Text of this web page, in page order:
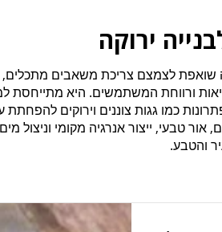
ירוקה
שואפת לצמצם צריכת משאבים מתכלים,
ורווחת המשתמשים. היא מתייחסת
כמו גגות צוננים וירוקים
אור טבעי, ייצור אנרגיה מקומי
והטבע.